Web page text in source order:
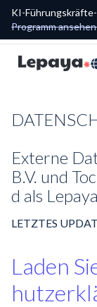
KI-
Programm ansehen
Externe
B.V. und
d als
LETZTES
Laden